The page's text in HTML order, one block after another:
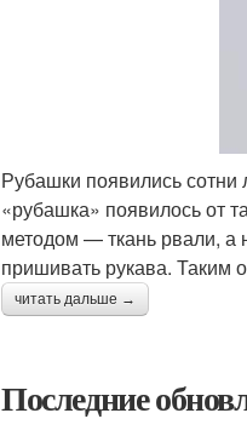
Рубашки появились сотни
«рубашка» появилось от
методом — ткань рвали, а
пришивать рукава. Таким
читать дальше →
Последние